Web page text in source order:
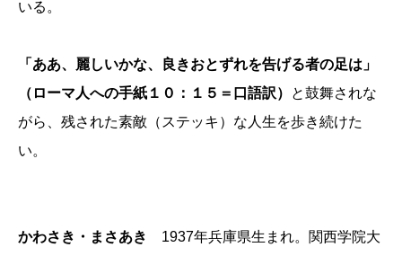
いる。
「ああ、麗しいかな、良きおとずれを告げる者の足は」
（ローマ人への手紙１０：１５＝口語訳）
と鼓舞されな
がら、残された素敵（ステッキ）な人生を歩き続けた
い。
かわさき・まさあき
1937年兵庫県生まれ。関西学院大